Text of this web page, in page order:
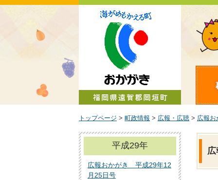
トップページ > 町政情報 > 広報・広聴 > 広報お
平成29年
広報おかがき 平成29年12
月25日号